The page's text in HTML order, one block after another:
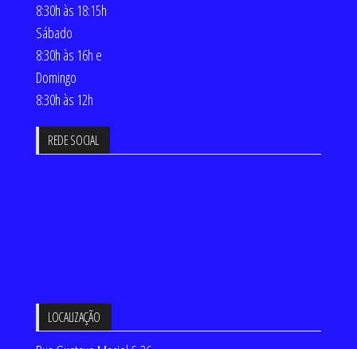
8:30h às 18:15h
Sábado
8:30h às 16h e
Domingo
8:30h às 12h
REDE SOCIAL
LOCALIZAÇÃO